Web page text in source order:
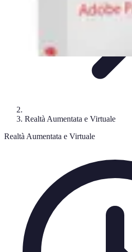
Realtà Aumentata e Virtuale
Realtà Aumentata e Virtuale